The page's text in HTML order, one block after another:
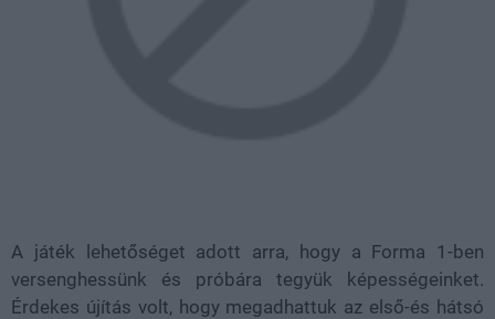
A játék lehetőséget adott arra, hogy a Forma 1-ben
versenghessünk és próbára tegyük képességeinket.
Érdekes újítás volt, hogy megadhattuk az első-és hátsó